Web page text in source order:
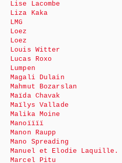
Lise Lacombe
Liza Kaka
LMG
Loez
Loez
Louis Witter
Lucas Roxo
Lumpen
Magali Dulain
Mahmut Bozarslan
Maïda Chavak
Maïlys Vallade
Malika Moine
Manoïïïï
Manon Raupp
Mano Spreading
Manuel et Elodie Laquille.
Marcel Pitu